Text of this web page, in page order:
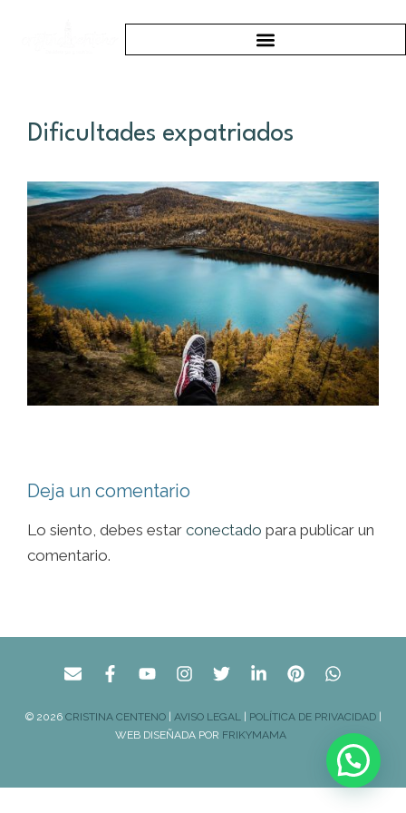
Dificultades expatriados
Deja un comentario
Lo siento, debes estar conectado para publicar un
comentario.
© 2026 CRISTINA CENTENO| AVISO LEGAL| POLÍTICA DE PRIVACIDAD|
WEB DISEÑADA POR FRIKYMAMA